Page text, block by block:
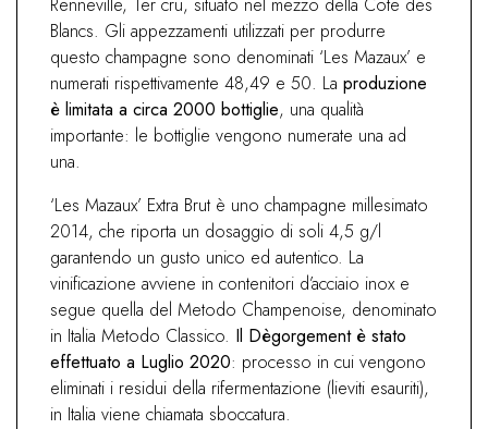
Renneville, 1er cru, situato nel mezzo della Cote des
Blancs. Gli appezzamenti utilizzati per produrre
questo champagne sono denominati ‘Les Mazaux’ e
numerati rispettivamente 48,49 e 50. La produzione
è limitata a circa 2000 bottiglie, una qualità
importante: le bottiglie vengono numerate una ad
una.
‘Les Mazaux’ Extra Brut è uno champagne millesimato
2014, che riporta un dosaggio di soli 4,5 g/l
garantendo un gusto unico ed autentico. La
vinificazione avviene in contenitori d’acciaio inox e
segue quella del Metodo Champenoise, denominato
in Italia Metodo Classico. Il Dègorgement è stato
effettuato a Luglio 2020: processo in cui vengono
eliminati i residui della rifermentazione (lieviti esauriti),
in Italia viene chiamata sboccatura.